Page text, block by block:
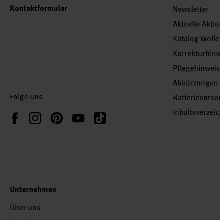
Kontaktformular
Folge uns
FacebookInstagramPinterestYouTubeTikTok
Newsletter
Aktuelle
Katalog
Abkürzungen
Unternehmen
Über uns